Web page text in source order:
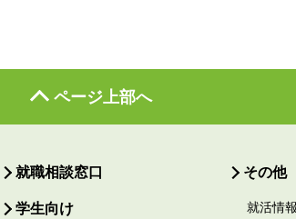
ページ上部へ
就職相談窓口
学生向け
その他
就活情